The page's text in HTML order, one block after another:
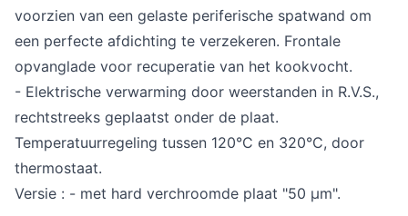
voorzien van een gelaste periferische spatwand om
een perfecte afdichting te verzekeren. Frontale
opvanglade voor recuperatie van het kookvocht.
- Elektrische verwarming door weerstanden in R.V.S.,
rechtstreeks geplaatst onder de plaat.
Temperatuurregeling tussen 120°C en 320°C, door
thermostaat.
Versie : - met hard verchroomde plaat "50 µm".